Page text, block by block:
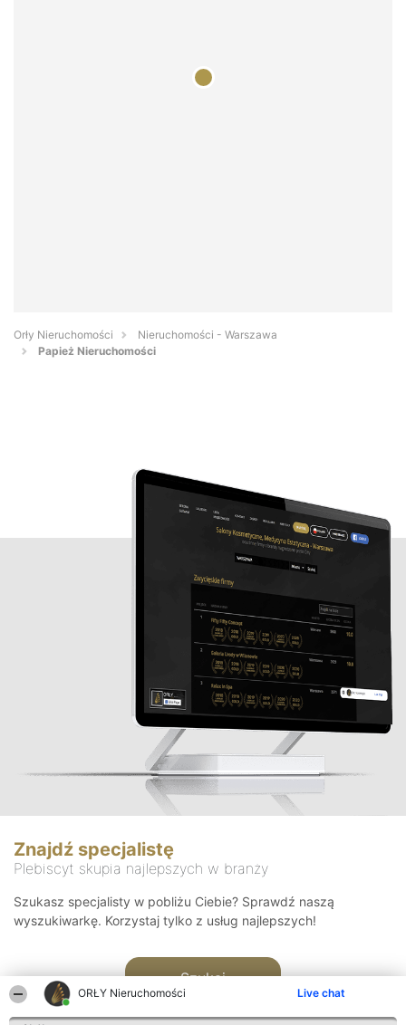
ORŁY Nieruchomości Live chat
Orły Nieruchomości
Nieruchomości - Warszawa
Papież Nieruchomości
Znajdź specjalistę
Plebiscyt skupia najlepszych w branży
Szukasz specjalisty w pobliżu Ciebie? Sprawdź naszą
wyszukiwarkę. Korzystaj tylko z usług najlepszych!
Szukaj